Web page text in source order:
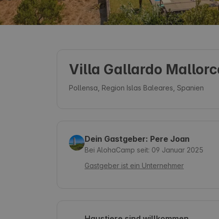
Villa Gallardo
Pollensa, Region Islas Baleares, Spanien
Dein Gastgeber: Pere Joan
Bei AlohaCamp seit: 09 Januar 2025
Gastgeber ist ein Unternehmer